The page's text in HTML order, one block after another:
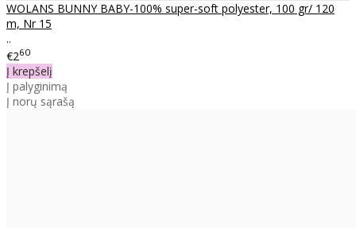
WOLANS BUNNY BABY-100% super-soft polyester, 100 gr/ 120
m, Nr 15
..
€260
Į krepšelį
Į palyginimą
Į norų sąrašą